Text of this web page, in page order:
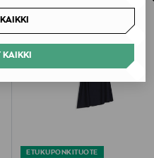
KAIKKI
ETUKUPONKITUOTE